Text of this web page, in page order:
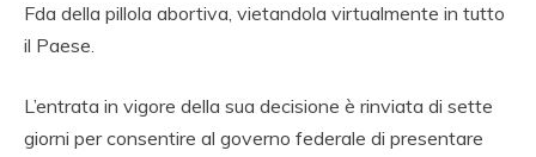
Fda della pillola abortiva, vietandola virtualmente in tutto
il Paese.
L’entrata in vigore della sua decisione è rinviata di sette
giorni per consentire al governo federale di presentare